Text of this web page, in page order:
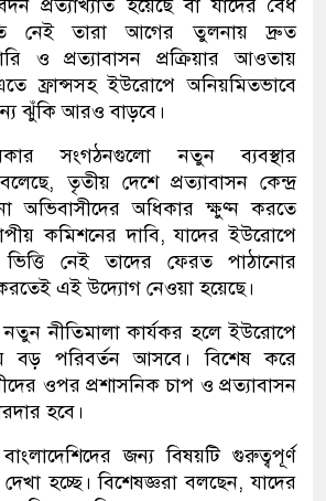
প্রত্যাখ্যাত হয়েছে বা যাদের বৈধ
নেই তারা আগের তুলনায় দ্রুত
ও প্রত্যাবাসন প্রক্রিয়ার আওতায়
ফ্রান্সসহ ইউরোপে অনিয়মিতভাবে
ঝুঁকি আরও বাড়বে।
সংগঠনগুলো নতুন ব্যবস্থার
তৃতীয় দেশে প্রত্যাবাসন কেন্দ্র
অভিবাসীদের অধিকার ক্ষুণ্ন করতে
কমিশনের দাবি, যাদের ইউরোপে
নেই তাদের ফেরত পাঠানোর
করতেই এই উদ্যোগ নেওয়া হয়েছে।
নতুন নীতিমালা কার্যকর হলে ইউরোপে
বড় পরিবর্তন আসবে। বিশেষ করে
ওপর প্রশাসনিক চাপ ও প্রত্যাবাসন
হবে।
জন্য বিষয়টি গুরুত্বপূর্ণ
দেখা হচ্ছে। বিশেষজ্ঞরা বলছেন, যাদের